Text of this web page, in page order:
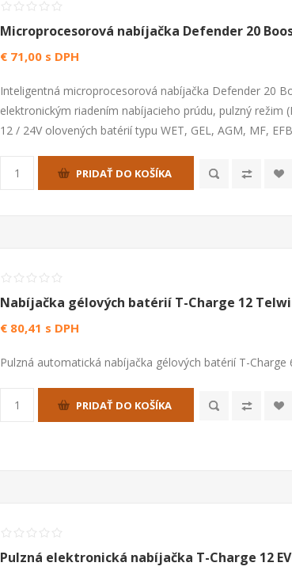
Microprocesorová nabíjačka Defender 20
€ 71,00 s DPH
Inteligentná microprocesorová nabíjačka Defender 20
elektronickým riadením nabíjacieho prúdu, pulzný režim
12 / 24V olovených batérií typu WET, GEL, AGM, MF,
PRIDAŤ DO KOŠÍKA
Nabíjačka gélových batérií T-Charge 12
€ 80,41 s DPH
Pulzná automatická nabíjačka gélových batérií T-Charge
PRIDAŤ DO KOŠÍKA
Pulzná elektronická nabíjačka T-Charge 12